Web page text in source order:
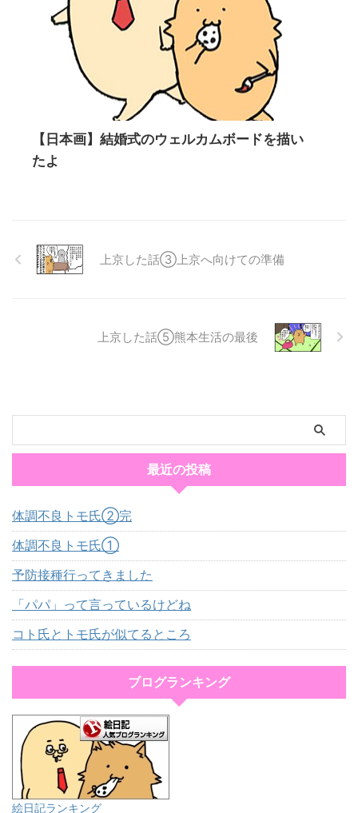
【日本画】結婚式のウェルカムボードを描い
たよ
上京した話③上京へ向けての準備
上京した話⑤熊本生活の最後
最近の投稿
体調不良トモ氏②完
体調不良トモ氏①
予防接種行ってきました
「パパ」って言っているけどね
コト氏とトモ氏が似てるところ
ブログランキング
絵日記ランキング